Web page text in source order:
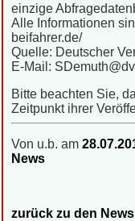
einzige
Alle Informationen
beifahrer.de/
Quelle: Deutscher
E-Mail:
Bitte beachten Sie,
Zeitpunkt ihrer
Von u.b. am
News
zurück zu den News